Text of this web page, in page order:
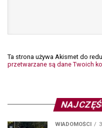
Ta strona używa Akismet do
przetwarzane są dane Twoich
WIADOMOŚCI